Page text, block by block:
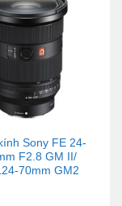
Sony FE 24-
F2.8 GM II/
70mm GM2